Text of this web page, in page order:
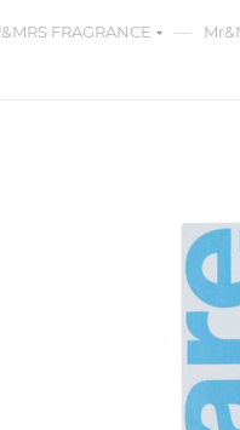
FRAGRANCE —